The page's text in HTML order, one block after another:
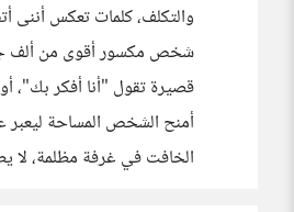
والتكلف، كلمات تعكس أننى
شخص مكسور أقوى من ألف
قصيرة تقول "أنا أفكر بك"،
أمنح الشخص المساحة ليعبر
الخافت في غرفة مظلمة، لا